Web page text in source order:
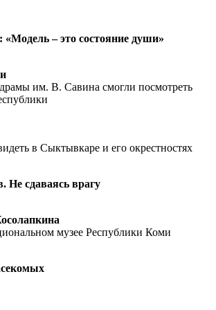
– это состояние души»
им. В. Савина смогли посмотреть
в Сыктывкаре и его окрестностях
Не сдаваясь врагу
музее Республики Коми